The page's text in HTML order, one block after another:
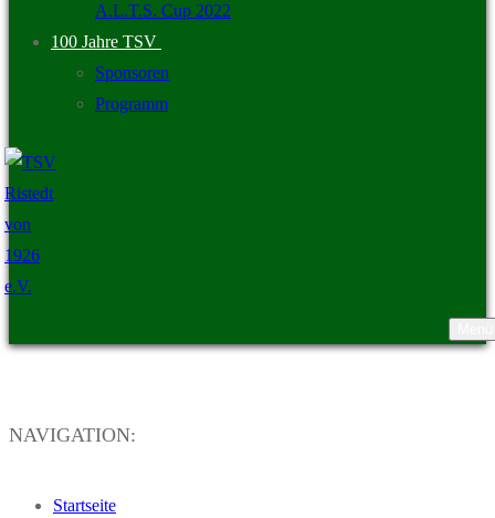
A.L.T.S. Cup 2022
100 Jahre TSV
Sponsoren
Programm
NAVIGATION:
Startseite